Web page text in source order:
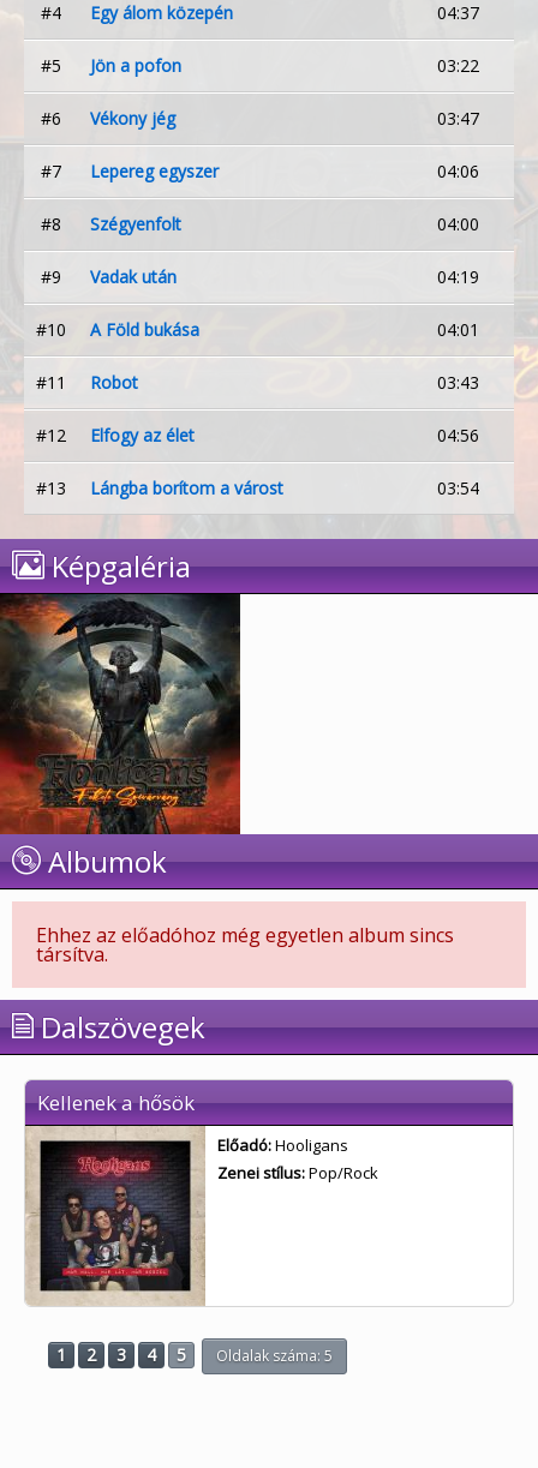
#4 Egy álom közepén 04:37
#5 Jön a pofon 03:22
#6 Vékony jég 03:47
#7 Lepereg egyszer 04:06
#8 Szégyenfolt 04:00
#9 Vadak után 04:19
#10 A Föld bukása 04:01
#11 Robot 03:43
#12 Elfogy az élet 04:56
#13 Lángba borítom a várost 03:54
Képgaléria
Albumok
Ehhez az előadóhoz még egyetlen album sincs
társítva.
Dalszövegek
Kellenek a hősök
Előadó:Hooligans
Zenei stílus:Pop/Rock
1 2 3 4 5 Oldalak száma: 5